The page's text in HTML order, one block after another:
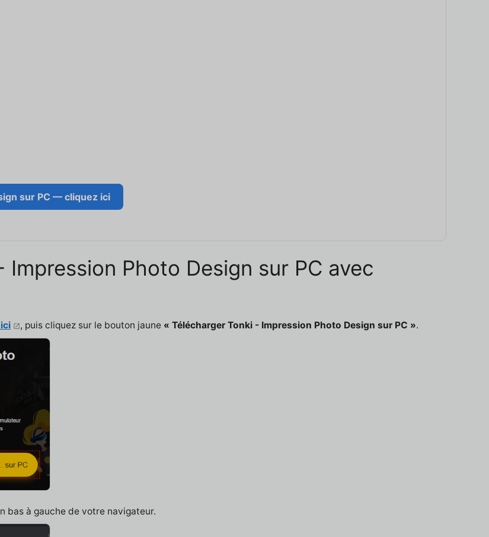
sur PC — cliquez ici
Photo Design sur PC avec
, puis cliquez sur le bouton jaune « Télécharger Tonki - Impression Photo Design sur PC ».
à gauche de votre navigateur.